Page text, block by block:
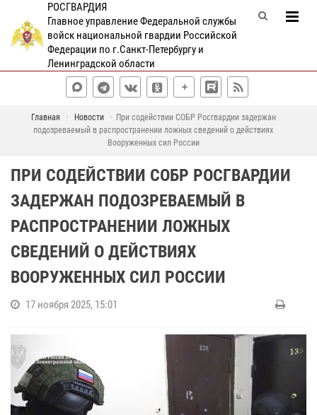
РОСГВАРДИЯ
Главное управление Федеральной службы
войск национальной гвардии Российской
Федерации по г.Санкт-Петербургу и
Ленинградской области
Главная Новости
При содействии СОБР Росгвардии задержан
подозреваемый в распространении ложных сведений о действиях
Вооруженных сил России
ПРИ СОДЕЙСТВИИ СОБР РОСГВАРДИИ
ЗАДЕРЖАН ПОДОЗРЕВАЕМЫЙ В
РАСПРОСТРАНЕНИИ ЛОЖНЫХ
СВЕДЕНИЙ О ДЕЙСТВИЯХ
ВООРУЖЕННЫХ СИЛ РОССИИ
17 ноября 2025, 15:01